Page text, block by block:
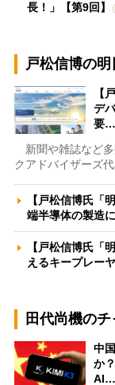
長！」【第9回】
戸松信博の明
【
デ
要…
新聞や雑誌など多
クアドバイザーズ
【戸松信博氏「
端半導体の製造
【戸松信博氏「
えるキープレ
田代尚機の
中
か
AI…